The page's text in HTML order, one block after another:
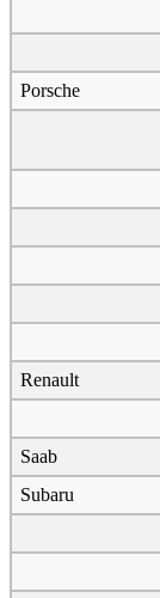
Porsche
Renault
Saab
Subaru